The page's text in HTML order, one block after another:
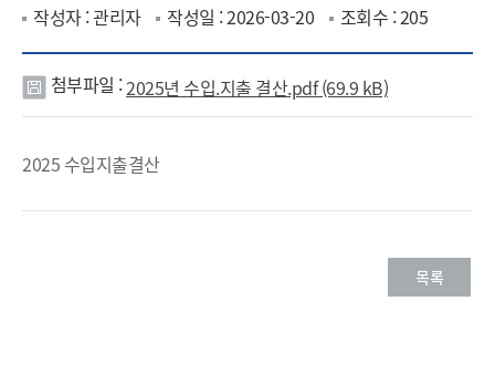
작성자 : 관리자 작성일 : 2026-03-20 조회수 : 205
첨
파
첨부파일 :2025년 수입.지출 결산.pdf (69.9 kB)
2025 수입지출결산
목록